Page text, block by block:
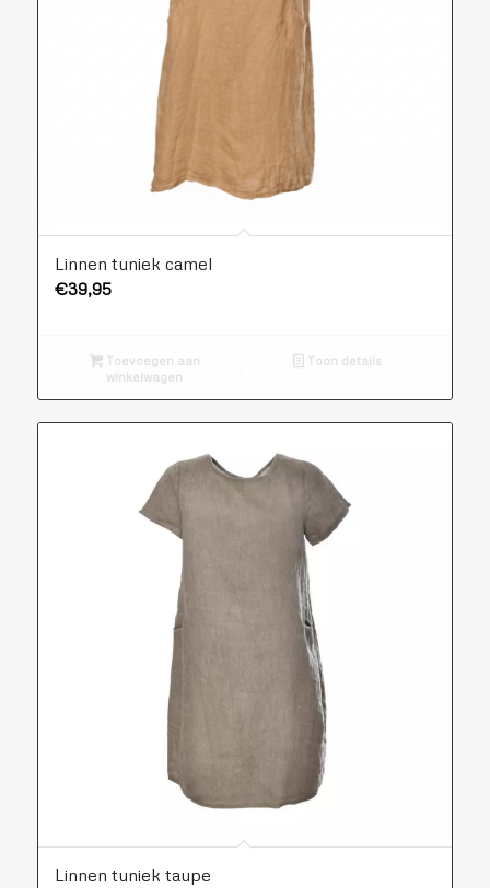
Linnen tuniek camel
€39,95
Toevoegen aan
winkelwagen
Toon details
Linnen tuniek taupe